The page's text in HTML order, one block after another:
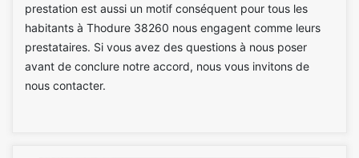
prestation est aussi un motif conséquent pour tous les
habitants à Thodure 38260 nous engagent comme leurs
prestataires. Si vous avez des questions à nous poser
avant de conclure notre accord, nous vous invitons de
nous contacter.